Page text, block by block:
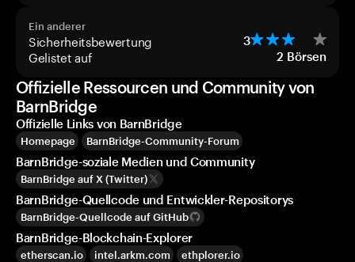
Ein anderer
Sicherheitsbewertung 3
Gelistet auf 2 Börsen
Offizielle Ressourcen und Community von
BarnBridge
Offizielle Links von BarnBridge
Homepage BarnBridge-Community-Forum
BarnBridge-soziale Medien und Community
BarnBridge auf X (Twitter)
BarnBridge-Quellcode und Entwickler-Repositorys
BarnBridge-Quellcode auf GitHub
BarnBridge-Blockchain-Explorer
etherscan.io intel.arkm.com
ethplorer.io